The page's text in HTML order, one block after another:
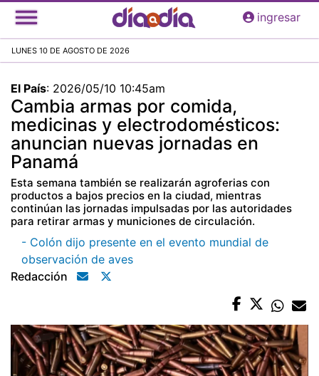
Pasar
al
principal
ingresar
LUNES 10 DE AGOSTO DE 2026
El País: 2026/05/10 10:45am
Cambia armas por comida,
medicinas y electrodomésticos:
anuncian nuevas jornadas en
Panamá
Esta semana también se realizarán agroferias con
productos a bajos precios en la ciudad, mientras
continúan las jornadas impulsadas por las autoridades
para retirar armas y municiones de circulación.
- Colón dijo presente en el evento mundial de
observación de aves
Redacción